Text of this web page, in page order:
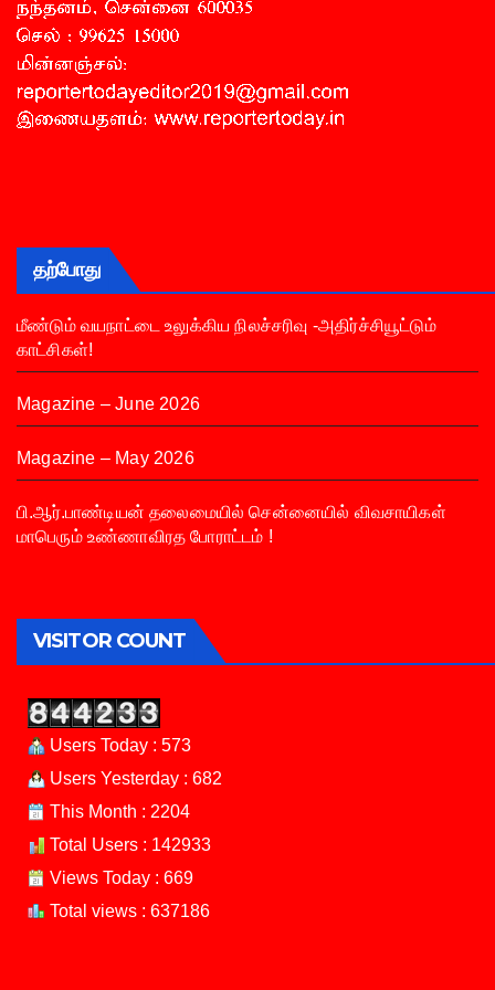
தற்போது
மீண்டும் வயநாட்டை உலுக்கிய நிலச்சரிவு -அதிர்ச்சியூட்டும்
காட்சிகள்!
Magazine – June 2026
Magazine – May 2026
பி.ஆர்.பாண்டியன் தலைமையில் சென்னையில் விவசாயிகள்
மாபெரும் உண்ணாவிரத போராட்டம் !
VISITOR COUNT
Users Today : 573
Users Yesterday : 682
This Month : 2204
Total Users : 142933
Views Today : 669
Total views : 637186